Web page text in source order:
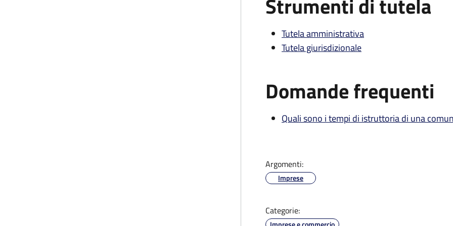
Strumenti di tutela
Tutela amministrativa
Tutela giurisdizionale
Domande frequenti
Quali sono i tempi di istruttoria di una
Argomenti:
Imprese
Categorie: